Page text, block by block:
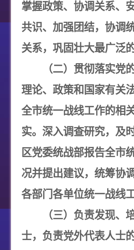
掌握政策、协调关系、
共识、加强团结，协调
关系，巩固壮大最广泛
（二）贯彻落实党
理论、政策和国家有关
全市统一战线工作的相
实。深入调查研究，及
区党委统战部报告全市
况并提出建议，统筹协
各部门各单位统一战线工
（三）负责发现、
士，负责党外代表人士